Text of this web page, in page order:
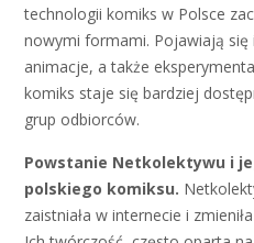
technologii komiks w Polsce
nowymi formami. Pojawiają się
animacje, a także
komiks staje się bardziej
grup odbiorców.
Powstanie Netkolektywu i
polskiego komiksu.
zaistniała w internecie i